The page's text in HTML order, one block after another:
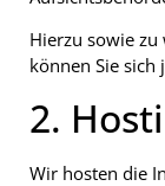
Hierzu sowie zu
können Sie sich
2.
Wir hosten die